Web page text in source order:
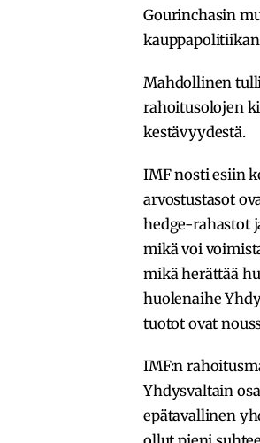
Gourinchasin
Mahdollinen
rahoitusolojen
kestävyydestä.
IMF nosti esiin
arvostustasot
hedge-rahastot
mikä voi
mikä herättää
huolenaihe
tuotot ovat
IMF:n
Yhdysvaltain
epätavallinen